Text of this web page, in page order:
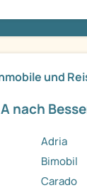
und
nach
Adria
Bimobil
Carado